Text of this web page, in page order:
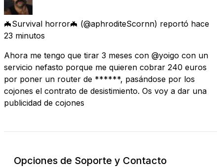
🦇Survival horror🦇 (@aphroditeScornn) reportó hace
23 minutos
Ahora me tengo que tirar 3 meses con @yoigo con un
servicio nefasto porque me quieren cobrar 240 euros
por poner un router de ******, pasándose por los
cojones el contrato de desistimiento. Os voy a dar una
publicidad de cojones
Opciones de Soporte y Contacto